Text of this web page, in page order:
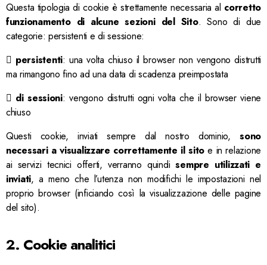
Questa tipologia di cookie è strettamente necessaria al corretto
funzionamento di alcune sezioni del Sito. Sono di due
categorie: persistenti e di sessione:
 persistenti: una volta chiuso il browser non vengono distrutti
ma rimangono fino ad una data di scadenza preimpostata
 di sessioni: vengono distrutti ogni volta che il browser viene
chiuso
Questi cookie, inviati sempre dal nostro dominio,sono
necessari a visualizzare correttamente il sito e in relazione
ai servizi tecnici offerti, verranno quindisempre utilizzati e
inviati, a meno che l’utenza non modifichi le impostazioni nel
proprio browser (inficiando così la visualizzazione delle pagine
del sito).
2. Cookie analitici